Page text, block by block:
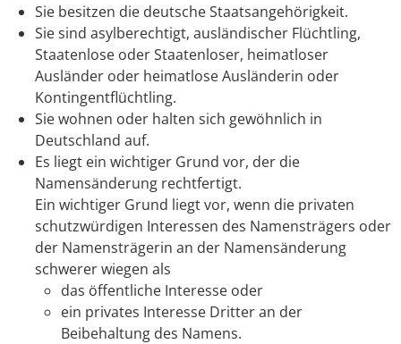
Sie besitzen die deutsche Staatsangehörigkeit.
Sie sind asylberechtigt, ausländischer Flüchtling,
Staatenlose oder Staatenloser, heimatloser
Ausländer oder heimatlose Ausländerin oder
Kontingentflüchtling.
Sie wohnen oder halten sich gewöhnlich in
Deutschland auf.
Es liegt ein wichtiger Grund vor, der die
Namensänderung rechtfertigt.
Ein wichtiger Grund liegt vor, wenn die privaten
schutzwürdigen Interessen des Namensträgers oder
der Namensträgerin an der Namensänderung
schwerer wiegen als
das öffentliche Interesse oder
ein privates Interesse Dritter an der
Beibehaltung des Namens.